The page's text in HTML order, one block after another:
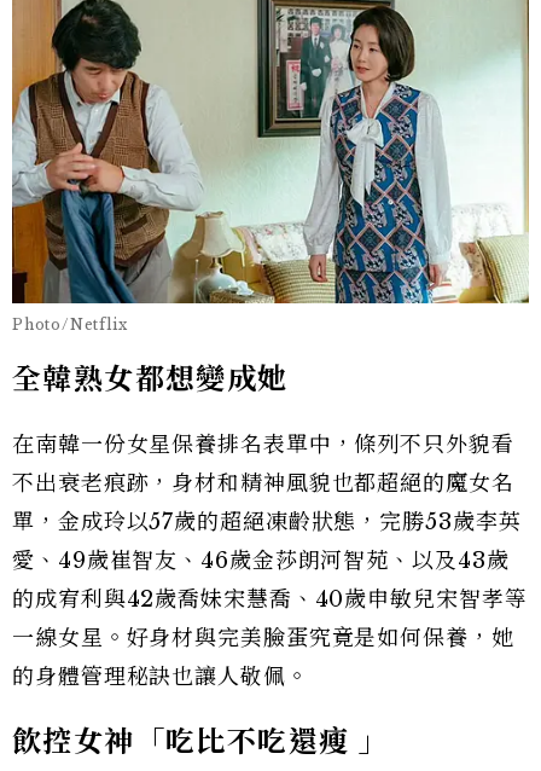
Photo/Netflix
全韓熟女都想變成她
在南韓一份女星保養排名表單中，條列不只外貌看
不出衰老痕跡，身材和精神風貌也都超絕的魔女名
單，金成玲以57歲的超絕凍齡狀態，完勝53歲李英
愛、49歲崔智友、46歲金莎朗河智苑、以及43歲
的成宥利與42歲喬妹宋慧喬、40歲申敏兒宋智孝等
一線女星。好身材與完美臉蛋究竟是如何保養，她
的身體管理秘訣也讓人敬佩。
飲控女神「吃比不吃還瘦 」